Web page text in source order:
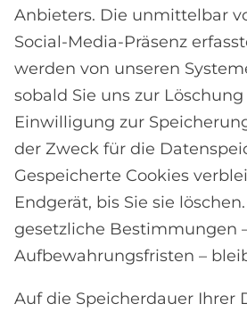
Anbieters. Die unmittelbar
Social-Media-Präsenz
werden von unseren
sobald Sie uns zur
Einwilligung zur
der Zweck für die
Gespeicherte Cookies
Endgerät, bis Sie sie
gesetzliche Bestimmungen
Aufbewahrungsfristen –
Auf die Speicherdauer Ihrer